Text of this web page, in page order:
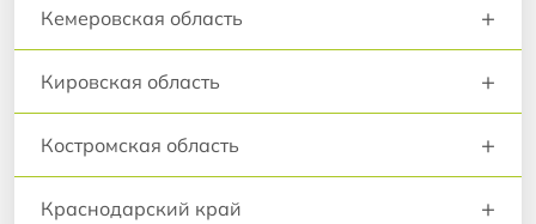
Кемеровская область +
Кировская область +
Костромская область +
Краснодарский край +